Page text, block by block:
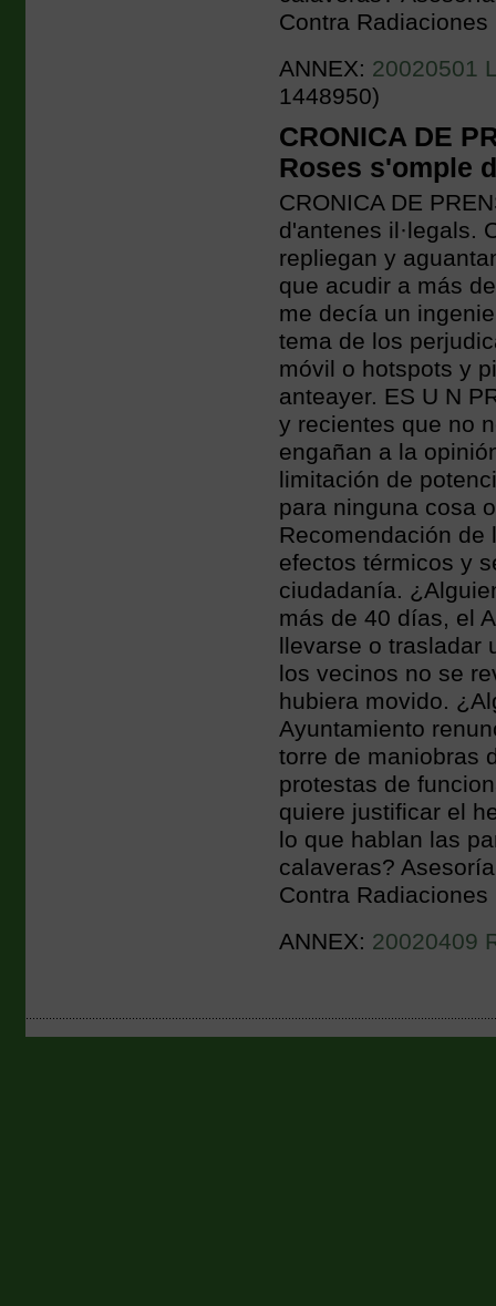
Contra
ANNEX: 20020501
1448950)
CRONICA DE
Roses s'omple
CRONICA DE
d'antenes il·legals.
repliegan y
que acudir a más
me decía un
tema de los
móvil o hotspots y
anteayer. ES U N
y recientes que no
engañan a la
limitación de
para ninguna cosa
Recomendación de
efectos térmicos y
ciudadanía.
más de 40 días, el
llevarse o trasladar
los vecinos no se
hubiera movido.
Ayuntamiento
torre de maniobras
protestas de
quiere justificar el
lo que hablan las
calaveras?
Contra
ANNEX: 20020409